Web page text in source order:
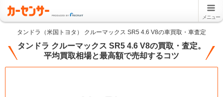
メニュー
タンドラ（米国トヨタ） クルーマックス SR5 4.6 V8の車買取・車査定
タンドラ クルーマックス SR5 4.6 V8の買取・査定。
平均買取相場と最高額で売却するコツ